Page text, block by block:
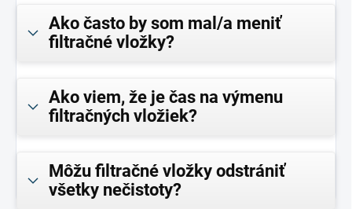
Ako často by som mal/a meniť
filtračné vložky?
Ako viem, že je čas na výmenu
filtračných vložiek?
Môžu filtračné vložky odstrániť
všetky nečistoty?